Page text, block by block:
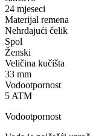
24 mjeseci
Materijal remena
Nehrđajući čelik
Spol
Ženski
Veličina kučišta
33 mm
Vodootpornost
5 ATM
Vodootpornost